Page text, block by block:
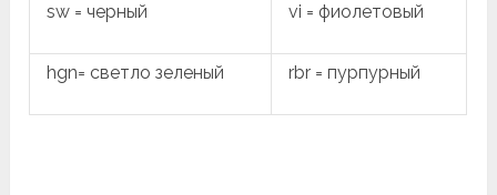
sw = черный vi = фиолетовый
hgn= светло зеленый rbr = пурпурный